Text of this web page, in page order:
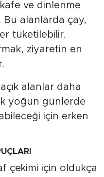
ve dinlenme
Bu alanlarda çay,
tüketilebilir.
ziyaretin en
alanlar daha
yoğun günlerde
için erken
çekimi için oldukça